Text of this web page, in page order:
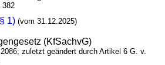
382
1) (vom 31.12.2025)
(KfSachvG)
zuletzt geändert durch Artikel 6 G. v.